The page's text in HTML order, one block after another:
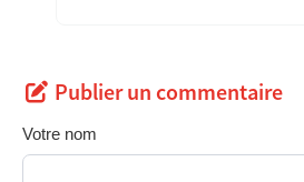
Publier un commentaire
Votre nom